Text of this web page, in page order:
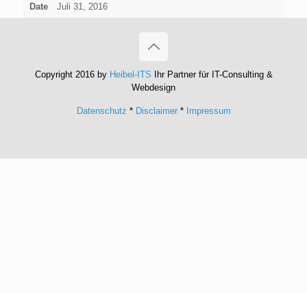
Date Juli 31, 2016
Copyright 2016 by Heibel-ITS
Ihr Partner für IT-Consulting &
Webdesign
Datenschutz * Disclaimer* Impressum